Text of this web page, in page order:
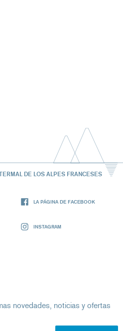
DE LOS ALPES FRANCESES
LA PÁGINA DE FACEBOOK
INSTAGRAM
novedades, noticias y ofertas